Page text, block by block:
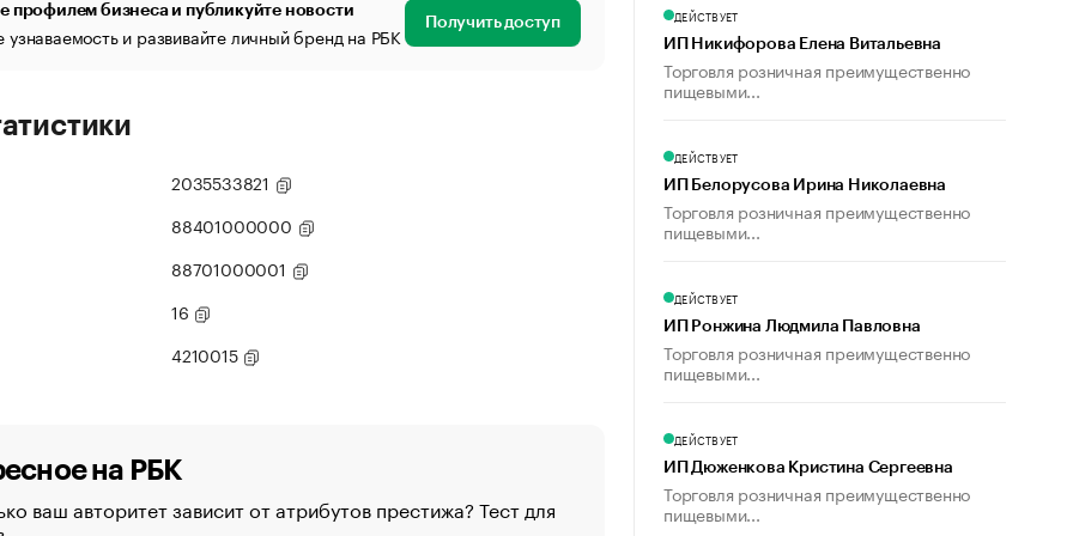
профилем бизнеса и публикуйте новости
и развивайте личный бренд на РБК Получить доступ
2035533821
88401000000
88701000001
16
4210015
на РБК
ваш авторитет зависит от атрибутов престижа? Тест для
«От спорта тело стареет иначе». Как живет глава
ДЕЙСТВУЕТ
ИП Никифорова Елена Витальевна
Торговля розничная преимущественно
пищевыми...
ДЕЙСТВУЕТ
ИП Белорусова Ирина Николаевна
Торговля розничная преимущественно
пищевыми...
ДЕЙСТВУЕТ
ИП Ронжина Людмила Павловна
Торговля розничная преимущественно
пищевыми...
ДЕЙСТВУЕТ
ИП Дюженкова Кристина Сергеевна
Торговля розничная преимущественно
пищевыми...